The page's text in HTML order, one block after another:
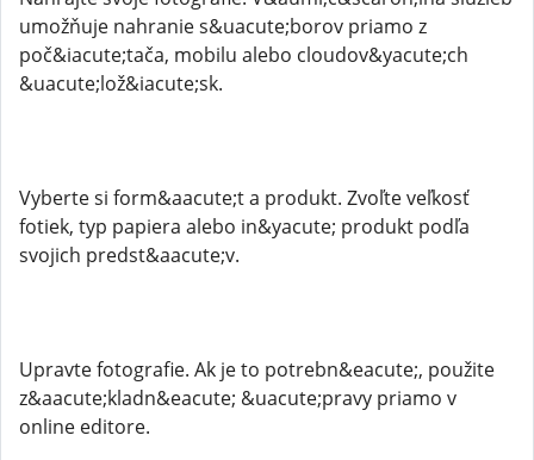
umožňuje nahranie s&uacute;borov priamo z
poč&iacute;tača, mobilu alebo cloudov&yacute;ch
&uacute;lož&iacute;sk.
Vyberte si form&aacute;t a produkt. Zvoľte veľkosť
fotiek, typ papiera alebo in&yacute; produkt podľa
svojich predst&aacute;v.
Upravte fotografie. Ak je to potrebn&eacute;, použite
z&aacute;kladn&eacute; &uacute;pravy priamo v
online editore.